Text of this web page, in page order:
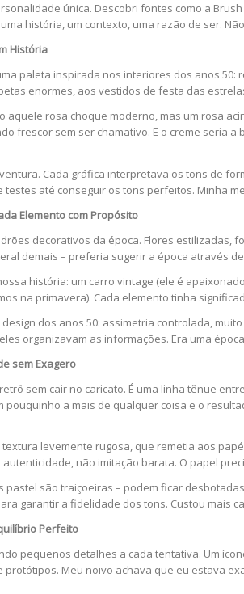
única. Descobri fontes como a
história, um contexto, uma razão de ser.
História
paleta inspirada nos interiores dos anos
enormes, aos vestidos de festa das
aquele rosa choque moderno, mas um rosa
frescor sem ser chamativo. E o creme seria
Cada gráfica interpretava os tons de
testes até conseguir os tons perfeitos. Minha
Elemento com Propósito
decorativos da época. Flores
demais – preferia sugerir a época através
história: um carro vintage (ele é
na primavera). Cada elemento tinha
dos anos 50: assimetria controlada,
organizavam as informações. Era uma
sem Exagero
sem cair no caricato. É uma linha tênue
pouquinho a mais de qualquer coisa e o
levemente rugosa, que remetia aos
não imitação barata. O papel
pastel são traiçoeiras – podem ficar
garantir a fidelidade dos tons. Custou mais
Perfeito
pequenos detalhes a cada tentativa. Um
Meu noivo achava que eu estava